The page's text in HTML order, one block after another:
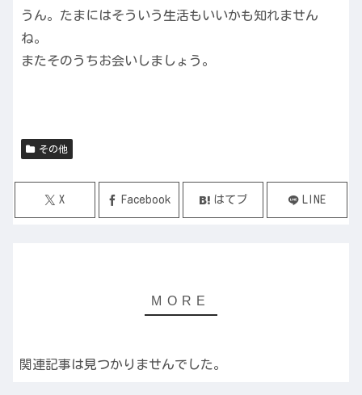
うん。たまにはそういう生活もいいかも知れません
ね。
またそのうちお会いしましょう。
その他
X Facebook はてブ LINE
関連記事は見つかりませんでした。